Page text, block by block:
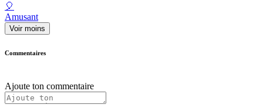
🎈
Amusant
Voir moins
Commentaires
Ajoute ton commentaire